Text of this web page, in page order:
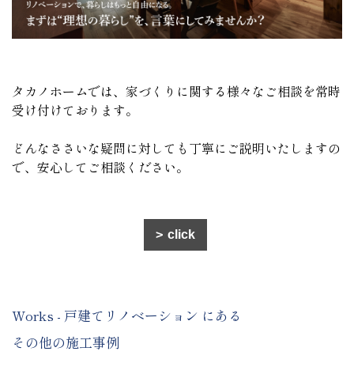
タカノホームでは、家づくりに関する様々なご相談を常時
受け付けております。
どんなささいな疑問に対しても丁寧にご説明いたしますの
で、安心してご相談ください。
click
Works - 戸建てリノベーション にある
その他の施工事例